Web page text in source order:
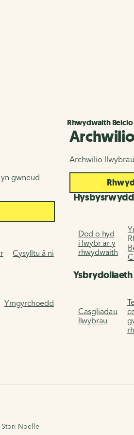
gwneud
Cysylltu â ni
Ymgyrchoedd
Rhwydwaith
Archwilio
Archwilio
Hysbysrwydd
Dod o hyd
i lwybr ar y
rhwydwaith
Ysbrydoliaeth
Casgliadau
llwybrau
Noelle